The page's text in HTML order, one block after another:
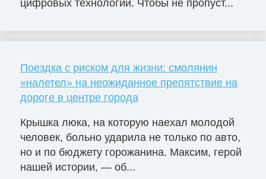
цифровых технологий. Чтобы не пропуст...
Поездка с риском для жизни: смолянин
«налетел» на неожиданное препятствие на
дороге в центре города
Крышка люка, на которую наехал молодой
человек, больно ударила не только по авто,
но и по бюджету горожанина. Максим, герой
нашей истории, — об...